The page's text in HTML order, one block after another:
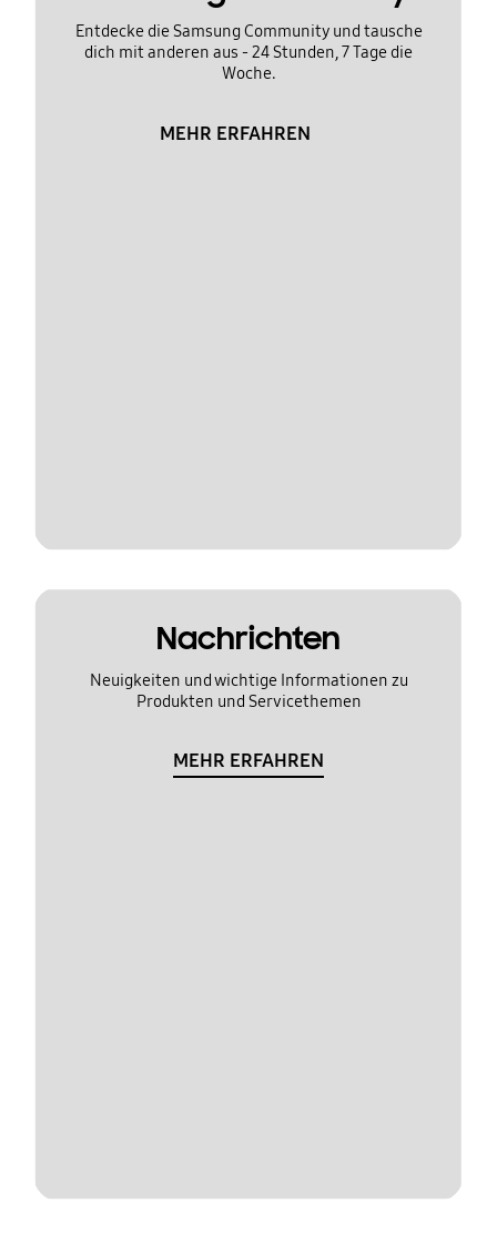
Entdecke die Samsung Community und tausche
dich mit anderen aus - 24 Stunden, 7 Tage die
Woche.
MEHR ERFAHREN
Nachrichten
Neuigkeiten und wichtige Informationen zu
Produkten und Servicethemen
MEHR ERFAHREN